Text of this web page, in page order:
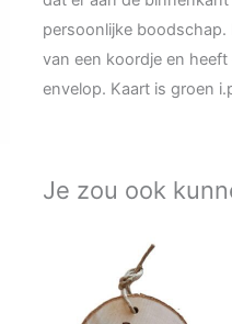
persoonlijke boodschap.
van een koordje en
envelop. Kaart is groen
Je zou ook